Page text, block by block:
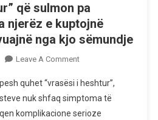
që sulmon pa
njerëz e kuptojnë
nga kjo sëmundje
Leave A CommentOn
I
Heshtur”
Që
quhet “vrasësi i heshtur”,
nuk shfaq simptoma të
komplikacione serioze